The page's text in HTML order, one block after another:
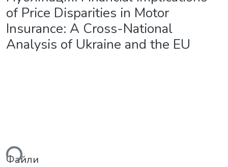
of Price Disparities in Motor
Insurance: A Cross-National
Analysis of Ukraine and the EU
Файли